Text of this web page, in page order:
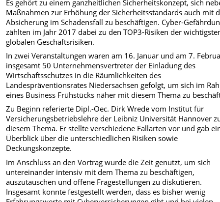
Es gehört zu einem ganzheitlichen Sicherheitskonzept, sich
Maßnahmen zur Erhöhung der Sicherheitsstandards auch mit
Absicherung im Schadensfall zu beschäftigen. Cyber-
zählten im Jahr 2017 dabei zu den TOP3-Risiken der
globalen Geschäftsrisiken.
In zwei Veranstaltungen waren am 16. Januar und am 7.
insgesamt 50 Unternehmensvertreter der Einladung des
Wirtschaftsschutzes in die Räumlichkeiten des
Landespräventionsrates Niedersachsen gefolgt, um sich im
eines Business Frühstücks näher mit diesem Thema zu
Zu Beginn referierte Dipl.-Oec. Dirk Wrede vom Institut für
Versicherungsbetriebslehre der Leibniz Universität Hannover
diesem Thema. Er stellte verschiedene Fallarten vor und gab
Überblick über die unterschiedlichen Risiken sowie
Deckungskonzepte.
Im Anschluss an den Vortrag wurde die Zeit genutzt, um sich
untereinander intensiv mit dem Thema zu beschäftigen,
auszutauschen und offene Fragestellungen zu diskutieren.
Insgesamt konnte festgestellt werden, dass es bisher wenig